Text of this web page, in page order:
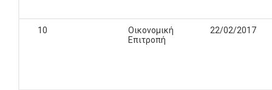
10
Οικονομική
Επιτροπή
22/02/2017